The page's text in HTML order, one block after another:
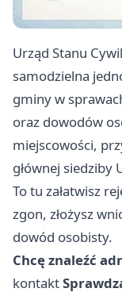
Urząd Stanu
samodzielna
gminy w
oraz dowodów
miejscowości,
głównej siedziby
To tu załatwisz
zgon, złożysz
dowód osobisty.
Chcę znaleźć
kontakt